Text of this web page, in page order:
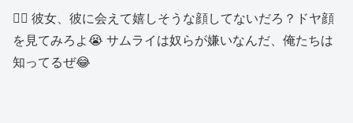
👱‍♂️ 彼女、彼に会えて嬉しそうな顔してないだろ？ドヤ顔
を見てみろよ😭 サムライは奴らが嫌いなんだ、俺たちは
知ってるぜ😂